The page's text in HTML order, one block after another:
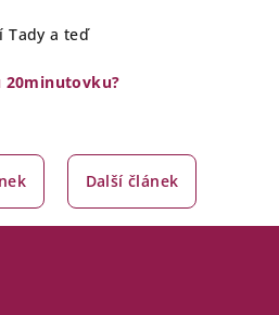
Tady a teď
20minutovku?
Další článek